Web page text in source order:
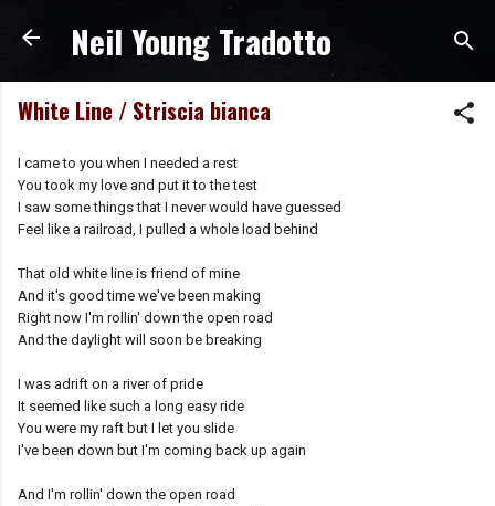
Passa ai contenuti principali
Neil Young Tradotto
White Line / Striscia bianca
I came to you when I needed a rest
You took my love and put it to the test
I saw some things that I never would have guessed
Feel like a railroad, I pulled a whole load behind
That old white line is friend of mine
And it's good time we've been making
Right now I'm rollin' down the open road
And the daylight will soon be breaking
I was adrift on a river of pride
It seemed like such a long easy ride
You were my raft but I let you slide
I've been down but I'm coming back up again
And I'm rollin' down the open road